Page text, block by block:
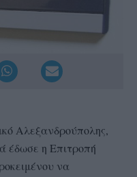
Αλεξανδρούπολης,
έδωσε η Επιτροπή
να